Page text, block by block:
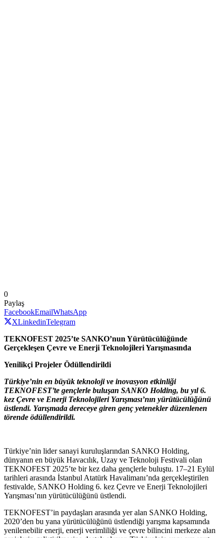
0
Paylaş
FacebookEmailWhatsApp
XLinkedinTelegram
TEKNOFEST 2025’te SANKO’nun Yürütücülüğünde
Gerçekleşen Çevre ve Enerji Teknolojileri Yarışmasında
Yenilikçi Projeler Ödüllendirildi
Türkiye’nin en büyük teknoloji ve inovasyon etkinliği
TEKNOFEST’te gençlerle buluşan SANKO Holding, bu yıl 6.
kez Çevre ve Enerji Teknolojileri Yarışması’nın yürütücülüğünü
üstlendi. Yarışmada dereceye giren genç yetenekler düzenlenen
törende ödüllendirildi.
Türkiye’nin lider sanayi kuruluşlarından SANKO Holding,
dünyanın en büyük Havacılık, Uzay ve Teknoloji Festivali olan
TEKNOFEST 2025’te bir kez daha gençlerle buluştu. 17–21 Eylül
tarihleri arasında İstanbul Atatürk Havalimanı’nda gerçekleştirilen
festivalde, SANKO Holding 6. kez Çevre ve Enerji Teknolojileri
Yarışması’nın yürütücülüğünü üstlendi.
TEKNOFEST’in paydaşları arasında yer alan SANKO Holding,
2020’den bu yana yürütücülüğünü üstlendiği yarışma kapsamında
yenilenebilir enerji, enerji verimliliği ve çevre bilincini merkeze alan